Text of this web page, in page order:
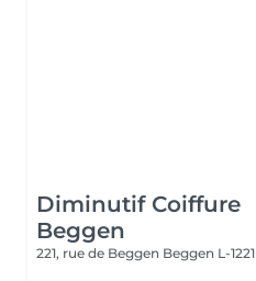
Diminutif Coiffure
Beggen
221, rue de Beggen Beggen L-1221